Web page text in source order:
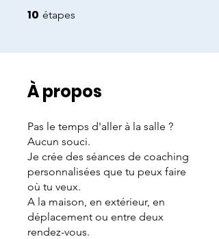
10 étapes
À propos
Pas le temps d'aller à la salle ?
Aucun souci.
Je crée des séances de coaching
personnalisées que tu peux faire
où tu veux.
A la maison, en extérieur, en
déplacement ou entre deux
rendez-vous.